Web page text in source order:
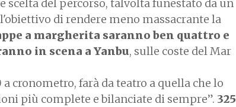
del percorso, talvolta funestato da un
di rendere meno massacrante la
a margherita saranno ben quattro e
in scena a Yanbu, sulle coste del Mar
cronometro, farà da teatro a quella che lo
più complete e bilanciate di sempre”. 325